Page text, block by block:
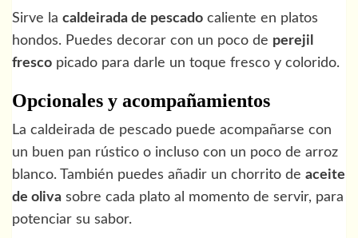
Sirve la caldeirada de pescado caliente en platos
hondos. Puedes decorar con un poco de perejil
fresco picado para darle un toque fresco y colorido.
Opcionales y acompañamientos
La caldeirada de pescado puede acompañarse con
un buen pan rústico o incluso con un poco de arroz
blanco. También puedes añadir un chorrito de aceite
de oliva sobre cada plato al momento de servir, para
potenciar su sabor.